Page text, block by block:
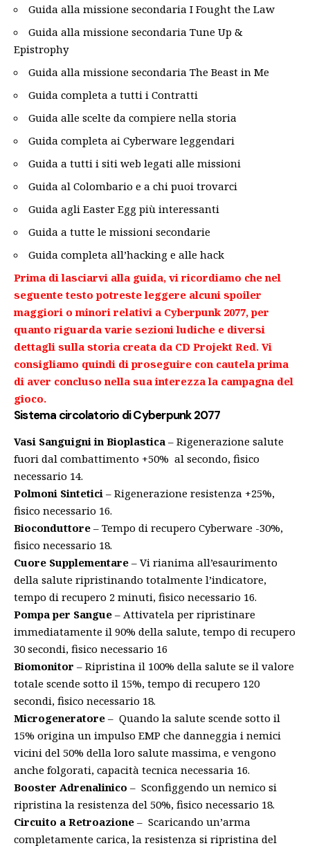
Guida alla missione secondaria I Fought the Law
Guida alla missione secondaria Tune Up &
Epistrophy
Guida alla missione secondaria The Beast in Me
Guida completa a tutti i Contratti
Guida alle scelte da compiere nella storia
Guida completa ai Cyberware leggendari
Guida a tutti i siti web legati alle missioni
Guida al Colombario e a chi puoi trovarci
Guida agli Easter Egg più interessanti
Guida a tutte le missioni secondarie
Guida completa all’hacking e alle hack
Prima di lasciarvi alla guida, vi ricordiamo che nel
seguente testo potreste leggere alcuni spoiler
maggiori o minori relativi a Cyberpunk 2077, per
quanto riguarda varie sezioni ludiche e diversi
dettagli sulla storia creata da CD Projekt Red. Vi
consigliamo quindi di proseguire con cautela prima
di aver concluso nella sua interezza la campagna del
gioco.
Sistema circolatorio diCyberpunk 2077
Vasi Sanguigni in Bioplastica – Rigenerazione salute
fuori dal combattimento +50% al secondo, fisico
necessario 14.
Polmoni Sintetici – Rigenerazione resistenza +25%,
fisico necessario 16.
Bioconduttore – Tempo di recupero Cyberware -30%,
fisico necessario 18.
Cuore Supplementare – Vi rianima all’esaurimento
della salute ripristinando totalmente l’indicatore,
tempo di recupero 2 minuti, fisico necessario 16.
Pompa per Sangue – Attivatela per ripristinare
immediatamente il 90% della salute, tempo di recupero
30 secondi, fisico necessario 16
Biomonitor – Ripristina il 100% della salute se il valore
totale scende sotto il 15%, tempo di recupero 120
secondi, fisico necessario 18.
Microgeneratore – Quando la salute scende sotto il
15% origina un impulso EMP che danneggia i nemici
vicini del 50% della loro salute massima, e vengono
anche folgorati, capacità tecnica necessaria 16.
Booster Adrenalinico – Sconfiggendo un nemico si
ripristina la resistenza del 50%, fisico necessario 18.
Circuito a Retroazione – Scaricando un’arma
completamente carica, la resistenza si ripristina del